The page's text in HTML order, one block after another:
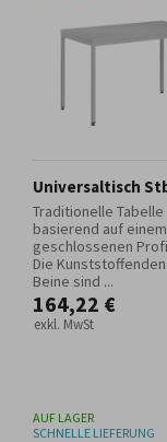
Universaltisch
Traditionelle Tabelle
basierend auf einem
geschlossenen
Die
Beine sind ...
164,22 €
exkl. MwSt
AUF LAGER
SCHNELLE LIEFERUNG